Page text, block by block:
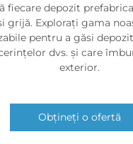
fiecare depozit
grijă. Explorați gama
pentru a găsi
dvs. și care
exterior.
Obțineți o ofertă